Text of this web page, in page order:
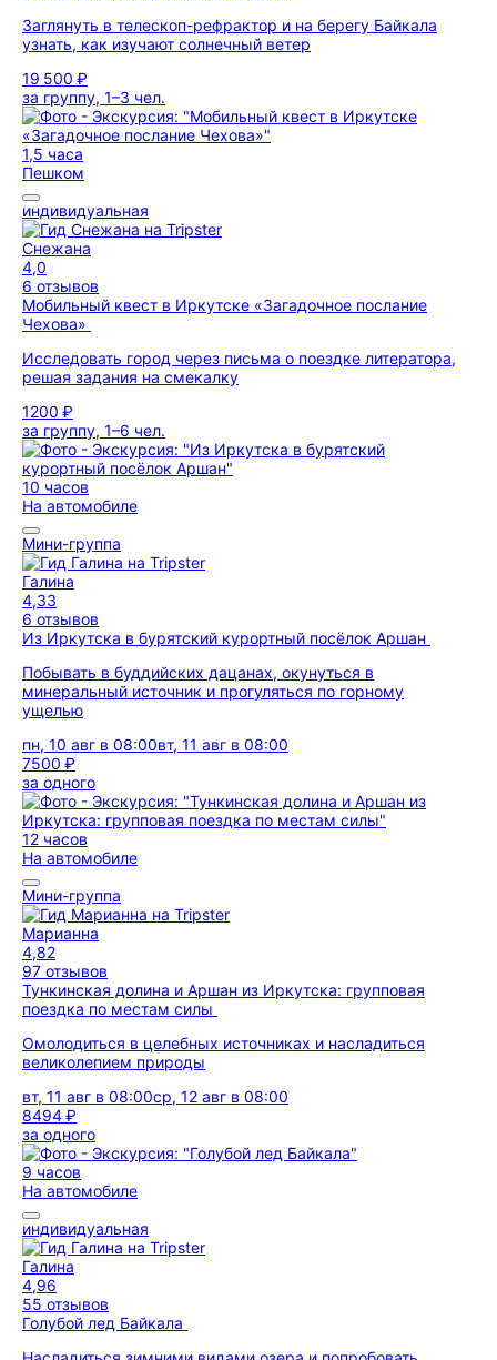
Заглянуть в телескоп-рефрактор и на берегу Байкала
узнать, как изучают солнечный ветер
19 500 ₽
за группу, 1–3 чел.
1,5 часа
Пешком
индивидуальная
Снежана
4,0
6 отзывов
Мобильный квест в Иркутске «Загадочное послание
Чехова»
Исследовать город через письма о поездке литератора,
решая задания на смекалку
1200 ₽
за группу, 1–6 чел.
10 часов
На автомобиле
Мини-группа
Галина
4,33
6 отзывов
Из Иркутска в бурятский курортный посёлок Аршан
Побывать в буддийских дацанах, окунуться в
минеральный источник и прогуляться по горному
ущелью
пн, 10 авг в 08:00вт, 11 авг в 08:00
7500 ₽
за одного
12 часов
На автомобиле
Мини-группа
Марианна
4,82
97 отзывов
Тункинская долина и Аршан из Иркутска: групповая
поездка по местам силы
Омолодиться в целебных источниках и насладиться
великолепием природы
вт, 11 авг в 08:00ср, 12 авг в 08:00
8494 ₽
за одного
9 часов
На автомобиле
индивидуальная
Галина
4,96
55 отзывов
Голубой лед Байкала